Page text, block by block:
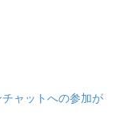
ャットへの参加が